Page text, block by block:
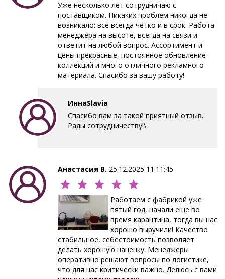
Уже несколько лет сотрудничаю с
поставщиком. Никаких проблем никогда не
возникало: всё всегда чётко и в срок. Работа
менеджера на высоте, всегда на связи и
ответит на любой вопрос. Ассортимент и
цены прекрасные, постоянное обновление
коллекций и много отличного рекламного
материала. Спасибо за вашу работу!
ИннаSlavia
Спасибо вам за такой приятный отзыв.
Рады сотрудничеству!\
Анастасия В. 25.12.2025 11:11:45
Работаем с фабрикой уже
пятый год, начали еще во
время карантина, тогда вы нас
хорошо выручили! Качество
стабильное, себестоимость позволяет
делать хорошую наценку. Менеджеры
оперативно решают вопросы по логистике,
что для нас критически важно. Делюсь с вами